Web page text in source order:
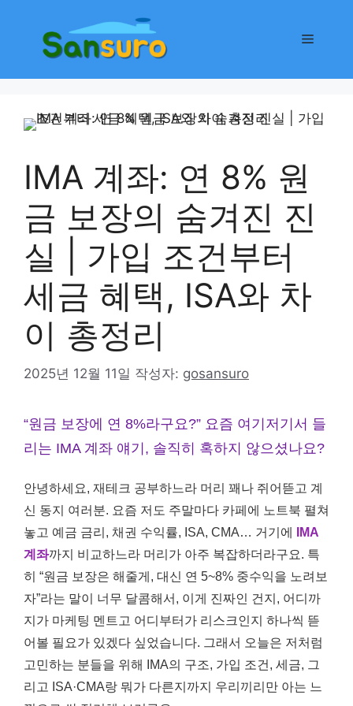
메
IMA 계좌: 연 8% 원
금 보장의 숨겨진 진
실 | 가입 조건부터
세금 혜택, ISA와 차
이 총정리
2025년 12월 11일 작성자: gosansuro
“원금 보장에 연 8%라구요?” 요즘 여기저기서 들
리는 IMA 계좌 얘기, 솔직히 혹하지 않으셨나요?
안녕하세요, 재테크 공부하느라 머리 꽤나 쥐어뜯고 계
신 동지 여러분. 요즘 저도 주말마다 카페에 노트북 펼쳐
놓고 예금 금리, 채권 수익률, ISA, CMA… 거기에
IMA
계좌까지 비교하느라 머리가 아주 복잡하더라구요. 특
히 “원금 보장은 해줄게, 대신 연 5~8% 중수익을 노려보
자”라는 말이 너무 달콤해서, 이게 진짜인 건지, 어디까
지가 마케팅 멘트고 어디부터가 리스크인지 하나씩 뜯
어볼 필요가 있겠다 싶었습니다. 그래서 오늘은 저처럼
고민하는 분들을 위해 IMA의 구조, 가입 조건, 세금, 그
리고 ISA·CMA랑 뭐가 다른지까지 우리끼리만 아는 느